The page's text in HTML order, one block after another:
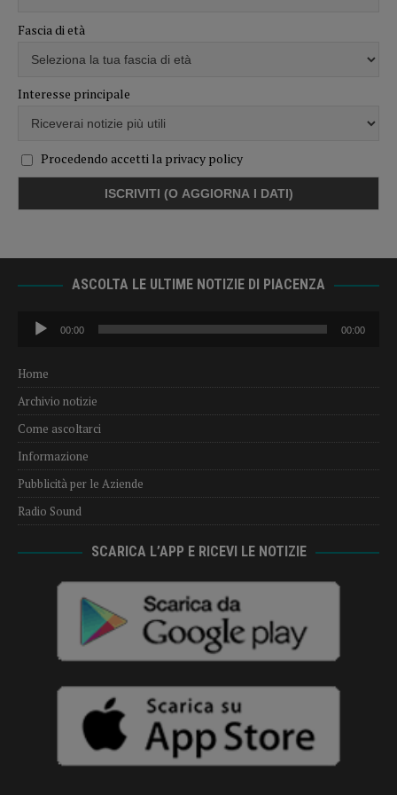
Fascia di età
Interesse principale
Procedendo accetti la privacy policy
ASCOLTA LE ULTIME NOTIZIE DI PIACENZA
Audio
Player
00:00 00:00
Home
Archivio notizie
Come ascoltarci
Informazione
Pubblicità per le Aziende
Radio Sound
SCARICA L’APP E RICEVI LE NOTIZIE